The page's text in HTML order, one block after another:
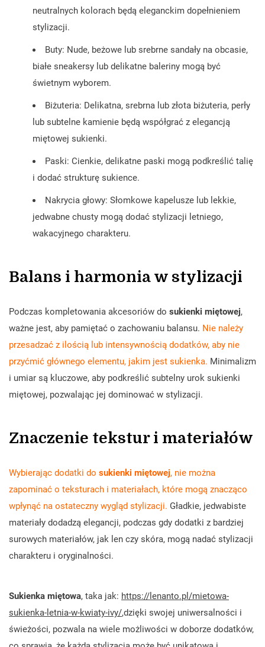
neutralnych kolorach będą eleganckim dopełnieniem
stylizacji.
Buty: Nude, beżowe lub srebrne sandały na obcasie,
białe sneakersy lub delikatne baleriny mogą być
świetnym wyborem.
Biżuteria: Delikatna, srebrna lub złota biżuteria, perły
lub subtelne kamienie będą współgrać z elegancją
miętowej sukienki.
Paski: Cienkie, delikatne paski mogą podkreślić talię
i dodać strukturę sukience.
Nakrycia głowy: Słomkowe kapelusze lub lekkie,
jedwabne chusty mogą dodać stylizacji letniego,
wakacyjnego charakteru.
Balans i harmonia w stylizacji
Podczas kompletowania akcesoriów do sukienki miętowej,
ważne jest, aby pamiętać o zachowaniu balansu. Nie należy
przesadzać z ilością lub intensywnością dodatków, aby nie
przyćmić głównego elementu, jakim jest sukienka. Minimalizm
i umiar są kluczowe, aby podkreślić subtelny urok sukienki
miętowej, pozwalając jej dominować w stylizacji.
Znaczenie tekstur i materiałów
Wybierając dodatki do sukienki miętowej, nie można
zapominać o teksturach i materiałach, które mogą znacząco
wpłynąć na ostateczny wygląd stylizacji. Gładkie, jedwabiste
materiały dodadzą elegancji, podczas gdy dodatki z bardziej
surowych materiałów, jak len czy skóra, mogą nadać stylizacji
charakteru i oryginalności.
Sukienka miętowa, taka jak: https://lenanto.pl/mietowa-
sukienka-letnia-w-kwiaty-ivy/,dzięki swojej uniwersalności i
świeżości, pozwala na wiele możliwości w doborze dodatków,